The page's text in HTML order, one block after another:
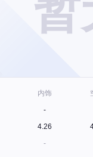
内饰
-
4.26
-